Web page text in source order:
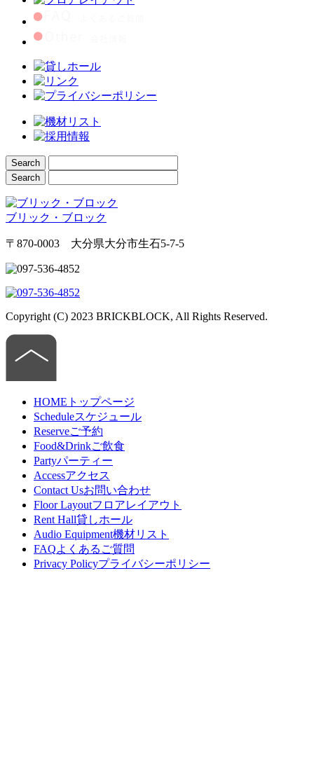
ブリック・ブロック
〒870-0003 大分県大分市生石5-7-5
Copyright (C) 2023 BRICKBLOCK, All Rights Reserved.
HOME トップページ
Scheduleスケジュール
Reserveご予約
Food&Drinkご飲食
Partyパーティー
Accessアクセス
Contact Usお問い合わせ
Floor Layoutフロアレイアウト
Rent Hall貸しホール
Audio Equipment機材リスト
FAQよくあるご質問
Privacy Policyプライバシーポリシー